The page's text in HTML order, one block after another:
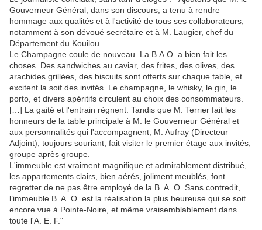
Gouverneur Général, dans son discours, a tenu à rendre
hommage aux qualités et à l'activité de tous ses collaborateurs,
notamment à son dévoué secrétaire et à M. Laugier, chef du
Département du Kouilou.
Le Champagne coule de nouveau. La B.A.O. a bien fait les
choses. Des sandwiches au caviar, des frites, des olives, des
arachides grillées, des biscuits sont offerts sur chaque table, et
excitent la soif des invités. Le champagne, le whisky, le gin, le
porto, et divers apéritifs circulent au choix des consommateurs.
[…] La gaité et l'entrain règnent. Tandis que M. Terrier fait les
honneurs de la table principale à M. le Gouverneur Général et
aux personnalités qui l'accompagnent, M. Aufray (Directeur
Adjoint), toujours souriant, fait visiter le premier étage aux invités,
groupe après groupe.
L'immeuble est vraiment magnifique et admirablement distribué,
les appartements clairs, bien aérés, joliment meublés, font
regretter de ne pas être employé de la B. A. O. Sans contredit,
l’immeuble B. A. O. est la réalisation la plus heureuse qui se soit
encore vue à Pointe-Noire, et même vraisemblablement dans
toute l'A. E. F."